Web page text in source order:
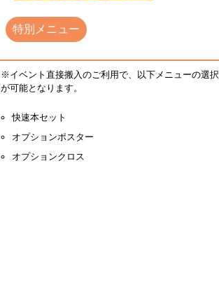
特別メニュー
※イベント直接搬入のご利用で、以下メニューの選択
が可能となります。
快速本セット
オプションポスター
オプションクロス